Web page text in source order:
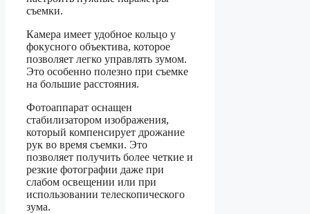
съемки.
Камера имеет удобное кольцо у
фокусного объектива, которое
позволяет легко управлять зумом.
Это особенно полезно при съемке
на большие расстояния.
Фотоаппарат оснащен
стабилизатором изображения,
который компенсирует дрожание
рук во время съемки. Это
позволяет получить более четкие и
резкие фотографии даже при
слабом освещении или при
использовании телескопического
зума.